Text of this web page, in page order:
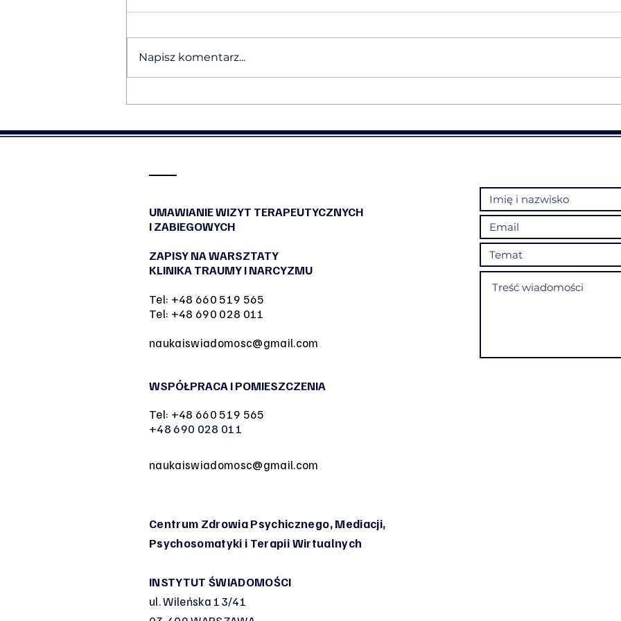
Traumie Straty i ałobie po
Napisz komentarz...
UMAWIANIE WIZYT TERAPEUTYCZNYCH
I ZABIEGOWYCH
ZAPISY NA WARSZTATY
KLINIKA TRAUMY I NARCYZMU
Tel: +48 660 519 565
Tel: +48 690 028 011
naukaiswiadomosc@gmail.com
WSPÓŁPRACA I POMIESZCZENIA
Tel: +48 660 519 565
+48 690 028 011
naukaiswiadomosc@gmail.com
Centrum Zdrowia Psychicznego, Mediacji,
Psychosomatyki i Terapii Wirtualnych
INSTYTUT ŚWIADOMOŚCI
ul. Wileńska 13/41